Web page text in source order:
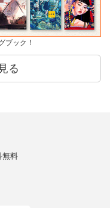
ブック！
る
無料